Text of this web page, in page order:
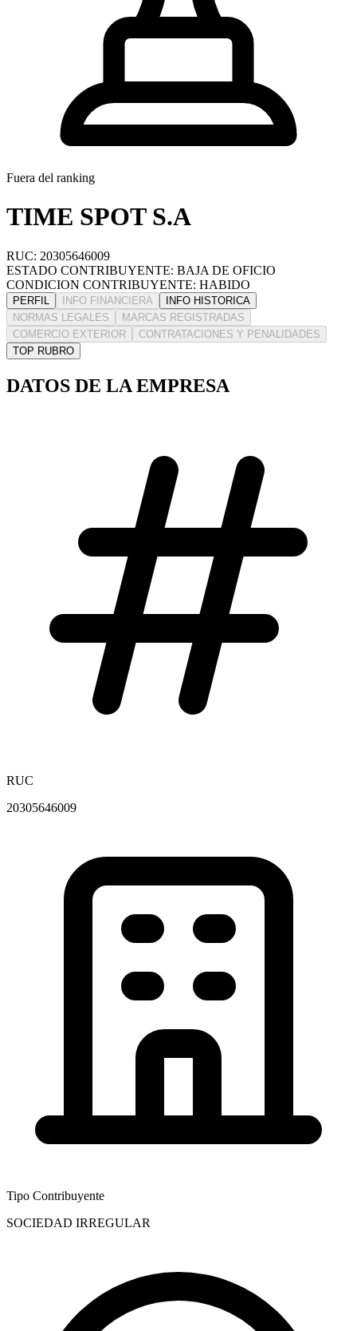
Fuera del ranking
TIME SPOT S.A
RUC: 20305646009
ESTADO CONTRIBUYENTE: BAJA DE OFICIO
CONDICION CONTRIBUYENTE: HABIDO
PERFIL INFO FINANCIERA
INFO HISTORICA
NORMAS LEGALES
MARCAS REGISTRADAS
COMERCIO EXTERIOR
CONTRATACIONES Y PENALIDADES
TOP RUBRO
DATOS DE LA EMPRESA
RUC
20305646009
Tipo Contribuyente
SOCIEDAD IRREGULAR